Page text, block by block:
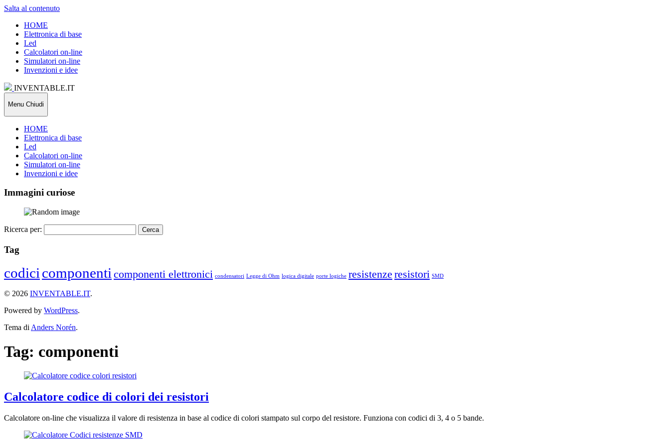
Salta al contenuto
HOME
Elettronica di base
Led
Calcolatori on-line
Simulatori on-line
Invenzioni e idee
INVENTABLE.IT
Menu Chiudi
HOME
Elettronica di base
Led
Calcolatori on-line
Simulatori on-line
Invenzioni e idee
Immagini curiose
Ricerca per:
Tag
codici componenti componenti elettronici condensatori Legge di Ohm logica digitale porte logiche resistenze resistori SMD
© 2026 INVENTABLE.IT.
Powered by WordPress.
Tema di Anders Norén.
Tag: componenti
Calcolatore codice di colori dei resistori
Calcolatore on-line che visualizza il valore di resistenza in base al codice di colori stampato sul corpo del resistore. Funziona con codici di 3, 4 o 5 bande.